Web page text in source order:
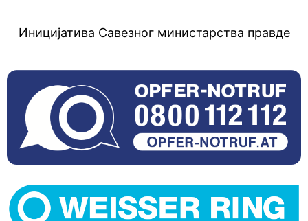
Иницијатива Савезног министарства правде